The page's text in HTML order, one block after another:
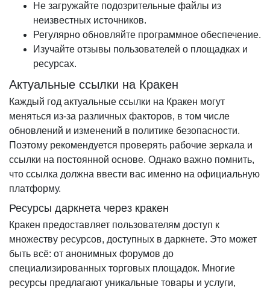
Не загружайте подозрительные файлы из
неизвестных источников.
Регулярно обновляйте программное обеспечение.
Изучайте отзывы пользователей о площадках и
ресурсах.
Актуальные ссылки на Кракен
Каждый год актуальные ссылки на Кракен могут
меняться из-за различных факторов, в том числе
обновлений и изменений в политике безопасности.
Поэтому рекомендуется проверять рабочие зеркала и
ссылки на постоянной основе. Однако важно помнить,
что ссылка должна ввести вас именно на официальную
платформу.
Ресурсы даркнета через кракен
Кракен предоставляет пользователям доступ к
множеству ресурсов, доступных в даркнете. Это может
быть всё: от анонимных форумов до
специализированных торговых площадок. Многие
ресурсы предлагают уникальные товары и услуги,